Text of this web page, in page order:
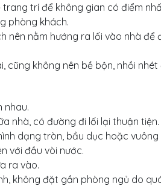
trí để không gian có điểm
phòng khách.
nên nằm hướng ra lối vào nhà
cũng không nên bề bộn, nhồi
nhau.
nhà, có đường đi lối lại thuận tiện.
dạng tròn, bầu dục hoặc vuông
với đầu vòi nước.
ra vào.
không đặt gần phòng ngủ do